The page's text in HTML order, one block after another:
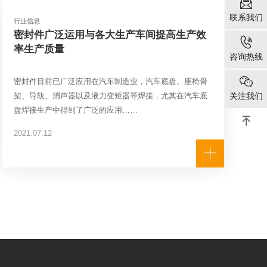
行业信息
密封件广泛运用与各大生产车间提高生产效
率生产质量
密封件目前已广泛应用在汽车制造业，汽车底盘、座椅骨
架、导轨、消声器以及液力变矩器等焊接，尤其在汽车底
盘焊接生产中得到了广泛的应用……
2021.07.12

联系我们

咨询热线

关注我们
